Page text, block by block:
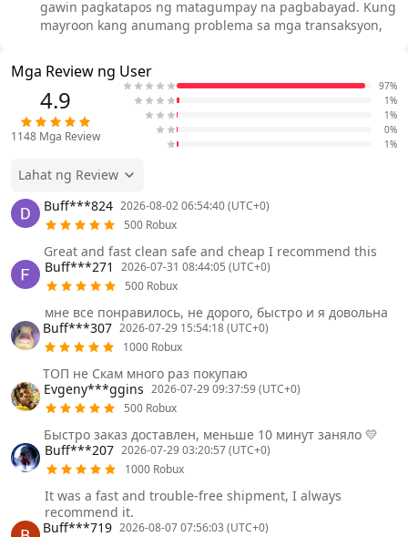
gawin pagkatapos ng matagumpay na pagbabayad. Kung
mayroon kang anumang problema sa mga transaksyon,
Mga Review ng User
4.9
1148 Mga Review
97%
1%
1%
0%
1%
Lahat ng Review
Buff***824 2026-08-02 06:54:40 (UTC+0)
500 Robux
Great and fast clean safe and cheap I recommend this
Buff***271
2026-07-31 08:44:05 (UTC+0)
500 Robux
мне все понравилось, не дорого, быстро и я довольна
Buff***307 2026-07-29 15:54:18 (UTC+0)
1000 Robux
ТОП не Скам много раз покупаю
Evgeny***ggins 2026-07-29 09:37:59 (UTC+0)
500 Robux
Быстро заказ доставлен, меньше 10 минут заняло 💛
Buff***207 2026-07-29 03:20:57 (UTC+0)
1000 Robux
It was a fast and trouble-free shipment, I always
recommend it.
Buff***719 2026-08-07 07:56:03 (UTC+0)